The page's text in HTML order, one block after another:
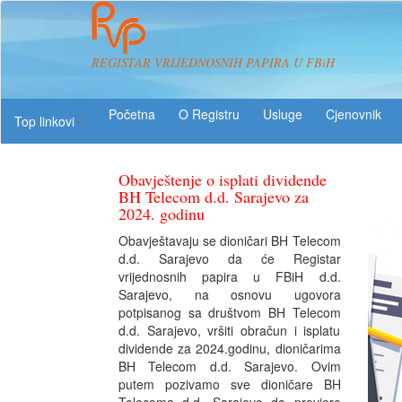
REGISTAR VRIJEDNOSNIH PAPIRA U FBiH
Top linkovi O Registru Usluge
Obavještenje o isplati dividende
BH Telecom d.d. Sarajevo za
2024. godinu
Obavještavaju se dioničari BH Telecom
d.d. Sarajevo da će Registar
vrijednosnih papira u FBiH d.d.
Sarajevo, na osnovu ugovora
potpisanog sa društvom BH Telecom
d.d. Sarajevo, vršiti obračun i isplatu
dividende za 2024.godinu, dioničarima
BH Telecom d.d. Sarajevo. Ovim
putem pozivamo sve dioničare BH